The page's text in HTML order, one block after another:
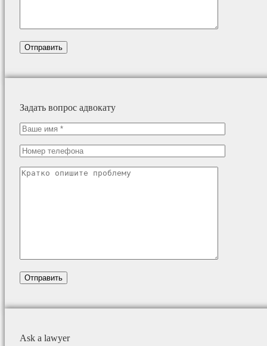
Задать вопрос адвокату
Ask a lawyer